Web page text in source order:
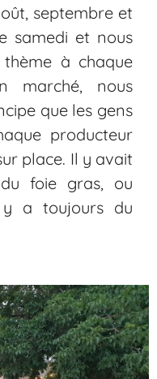
septembre et
samedi et nous
à chaque
marché, nous
que les gens
producteur
place. Il y avait
foie gras, ou
a toujours du